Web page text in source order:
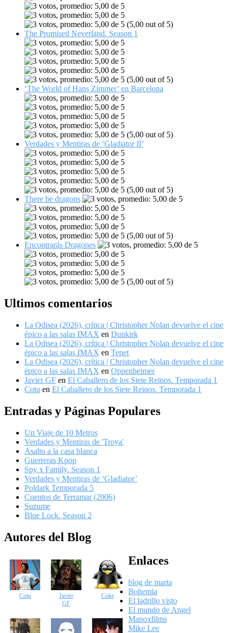
(5,00 out of 5)
The Promised Neverland. Season 1
(5,00 out of 5)
‘The World of Hans Zimmer’ en Barcelona
(5,00 out of 5)
Verdades y Mentiras de ‘Gladiator II’
(5,00 out of 5)
There be dragons
(5,00 out of 5)
Encontrarás Dragones
(5,00 out of 5)
Ultimos comentarios
La Odisea (2026), crítica | Christopher Nolan devuelve el cine
épico a las salas IMAX en Dunkirk
La Odisea (2026), crítica | Christopher Nolan devuelve el cine
épico a las salas IMAX en Tenet
La Odisea (2026), crítica | Christopher Nolan devuelve el cine
épico a las salas IMAX en Oppenheimer
Javier GF en El Caballero de los Siete Reinos. Temporada 1
Cotu en El Caballero de los Siete Reinos. Temporada 1
Entradas y Páginas Populares
Un Viaje de 10 Metros
Verdades y Mentiras de 'Troya'
Asalto a la casa blanca
Guerreras Kpop
Spy x Family. Season 1
Verdades y Mentiras de ‘Gladiator’
Poldark Temporada 5
Cuentos de Terramar (2006)
Suzume
Blue Lock. Season 2
Autores del Blog
Cotu
Javier
GF
Coke
Enlaces
blog de marta
Bohemia
El ladrillo visto
El mundo de Angel
Manoxfilms
Mike Lee